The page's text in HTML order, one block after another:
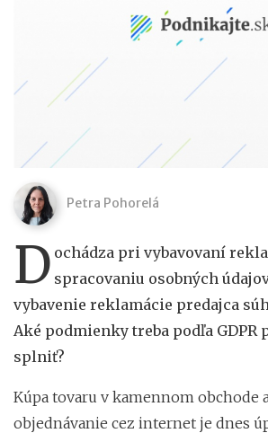
Petra Pohorelá
D ochádza pri vybavovaní
spracovaniu osobných
vybavenie reklamácie predajca
Aké podmienky treba podľa
splniť?
Kúpa tovaru v kamennom obchode
objednávanie cez internet je dnes